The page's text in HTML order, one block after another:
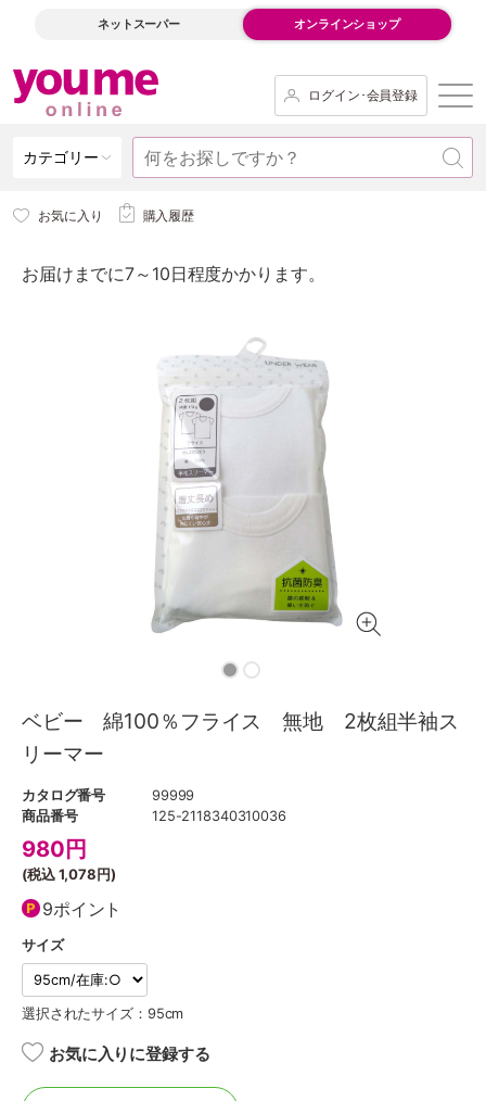
ネットスーパー オンラインショップ
ログイン･会員登録
カテゴリー
お気に入り 購入履歴
お届けまでに7～10日程度かかります。
ベビー 綿100％フライス 無地 2枚組半袖ス
リーマー
カタログ番号
99999
商品番号
125-2118340310036
980 円
(税込1,078円)
9ポイント
サイズ
選択されたサイズ：95cm
お気に入りに登録する